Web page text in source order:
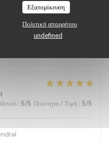
Εξατομίκευση
Πολιτική απορρήτου
undefined
aimable
: 5/5 Ποιότητα / Τιμή : 5/5